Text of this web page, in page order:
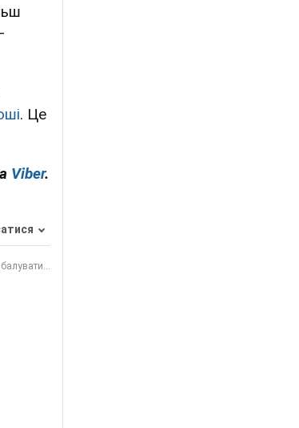
. Це
Viber.